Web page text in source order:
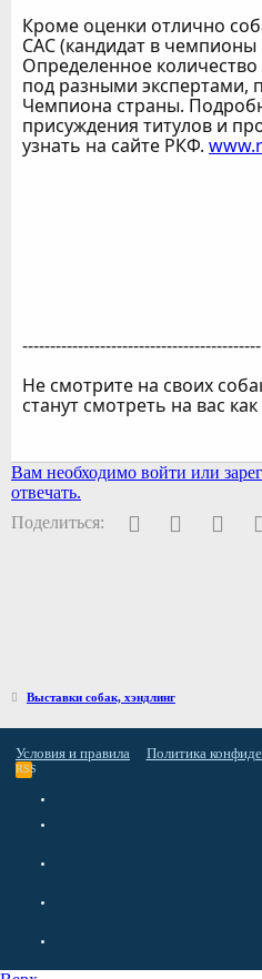
Кроме оценки отлично
САС (кандидат в чемпионы
Определенное
под разными экспертами,
Чемпиона страны.
присуждения титулов и
узнать на сайте РКФ.
-------------------------------------------
Не смотрите на своих
станут смотреть на вас
Вам необходимо войти или
отвечать.
Поделиться:
FacebookTwitter
Выставки собак, хэндлинг
Условия и правила Политика
RSS